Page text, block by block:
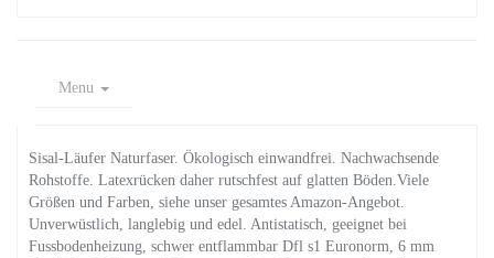
Menu
Sisal-Läufer Naturfaser. Ökologisch einwandfrei. Nachwachsende
Rohstoffe. Latexrücken daher rutschfest auf glatten Böden.Viele
Größen und Farben, siehe unser gesamtes Amazon-Angebot.
Unverwüstlich, langlebig und edel. Antistatisch, geeignet bei
Fussbodenheizung, schwer entflammbar Dfl s1 Euronorm, 6 mm